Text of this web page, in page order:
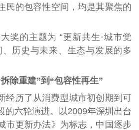
民的包容性空间，均是其聚焦的
奖的主题为 “更新共生·城市觉
历史与未来、生态与发展的多
除重建”到“包容性再生”
经历了从消费型城市初创期到可
的六轮演进。以2009年深圳出台
市更新办法》为标志，中国逐步